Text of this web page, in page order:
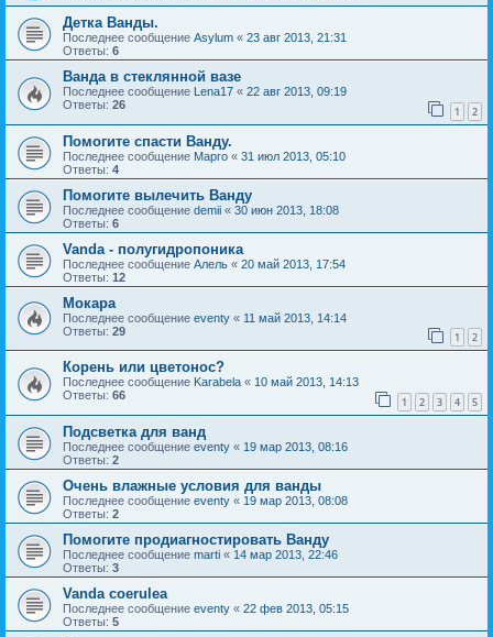
Детка Ванды.
Последнее сообщение Asylum « 23 авг 2013, 21:31
Ответы: 6
Ванда в стеклянной вазе
Последнее сообщение Lena17 « 22 авг 2013, 09:19
Ответы: 26 1 2
Помогите спасти Ванду.
Последнее сообщение Марго « 31 июл 2013, 05:10
Ответы: 4
Помогите вылечить Ванду
Последнее сообщение demii « 30 июн 2013, 18:08
Ответы: 6
Vanda - полугидропоника
Последнее сообщение Алель « 20 май 2013, 17:54
Ответы: 12
Мокара
Последнее сообщение eventy « 11 май 2013, 14:14
Ответы: 29 1 2
Корень или цветонос?
Последнее сообщение Karabela « 10 май 2013, 14:13
Ответы: 66 1 2 3 4 5
Подсветка для ванд
Последнее сообщение eventy « 19 мар 2013, 08:16
Ответы: 2
Очень влажные условия для ванды
Последнее сообщение eventy « 19 мар 2013, 08:08
Ответы: 2
Помогите продиагностировать Ванду
Последнее сообщение marti « 14 мар 2013, 22:46
Ответы: 3
Vanda coerulea
Последнее сообщение eventy « 22 фев 2013, 05:15
Ответы: 5